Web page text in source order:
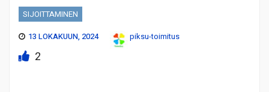
SIJOITTAMINEN
13 LOKAKUUN, 2024
piksu-toimitus
2